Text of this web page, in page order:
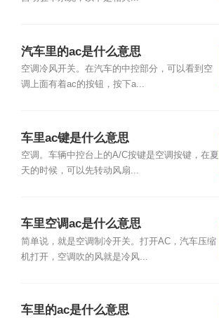
汽车里的ac是什么意思
空调冷风开关。在汽车的中控部分，可以看到空
调上面有着ac的按钮，按下a...
车里ac键是什么意思
空调。车辆中控台上的A/C按键是空调按键，在夏
天的时候，可以先转动风扇...
车里空调ac是什么意思
简单说，就是空调制冷开关。打开AC，汽车压缩
机打开，空调吹的风就是冷风...
车里的ac是什么意思